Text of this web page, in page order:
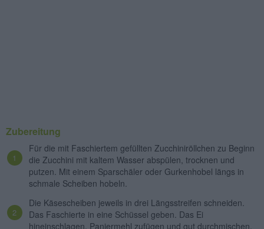
Zubereitung
Für die mit Faschiertem gefüllten Zucchiniröllchen zu Beginn
die Zucchini mit kaltem Wasser abspülen, trocknen und
putzen. Mit einem Sparschäler oder Gurkenhobel längs in
schmale Scheiben hobeln.
Die Käsescheiben jeweils in drei Längsstreifen schneiden.
Das Faschierte in eine Schüssel geben. Das Ei
hineinschlagen, Paniermehl zufügen und gut durchmischen.